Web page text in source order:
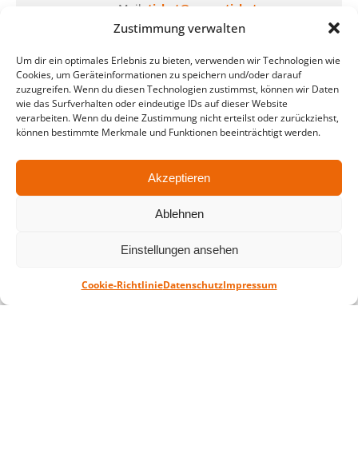
Zustimmung verwalten
Um dir ein optimales Erlebnis zu bieten, verwenden wir Technologien wie
Cookies, um Geräteinformationen zu speichern und/oder darauf
zuzugreifen. Wenn du diesen Technologien zustimmst, können wir Daten
wie das Surfverhalten oder eindeutige IDs auf dieser Website
verarbeiten. Wenn du deine Zustimmung nicht erteilst oder zurückziehst,
können bestimmte Merkmale und Funktionen beeinträchtigt werden.
Akzeptieren
Ablehnen
Einstellungen ansehen
Cookie-RichtlinieDatenschutzImpressum
Mail: ticket@arena-ticket.com
Kassenöffnungszeiten
unsere Sonderöffnungszeiten im Sommer:
in der Zeit vom 06.07. – 07.08.2026
Montag – Freitag: 10-18 Uhr Samstag:
Am Sportforum 2, 04105 Leipzig
Sie erreichen uns mit dem Öffentlichen